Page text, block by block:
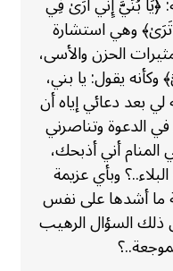
تَرَىٰ﴾ وهي استشارة
الحزن والأسى،
وكأنه يقول: يا بني،
بعد دعائي إياه أن
الدعوة وتناصرني
المنام أني أذبحك،
وبأي عزيمة
ما أشدها على نفس
ذلك السؤال الرهيب